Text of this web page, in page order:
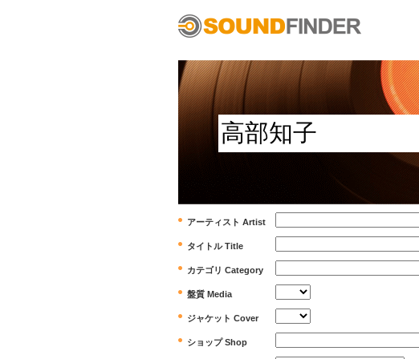
アーティスト Artist
タイトル Title
カテゴリ Category
盤質 Media
ジャケット Cover
ショップ Shop